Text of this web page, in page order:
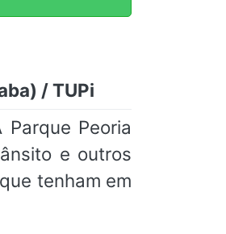
/ TUPi
Peoria
e outros
tenham em